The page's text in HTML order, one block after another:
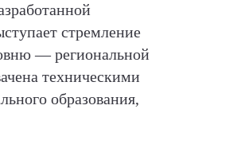
стремление
— региональной
техническими
образования,